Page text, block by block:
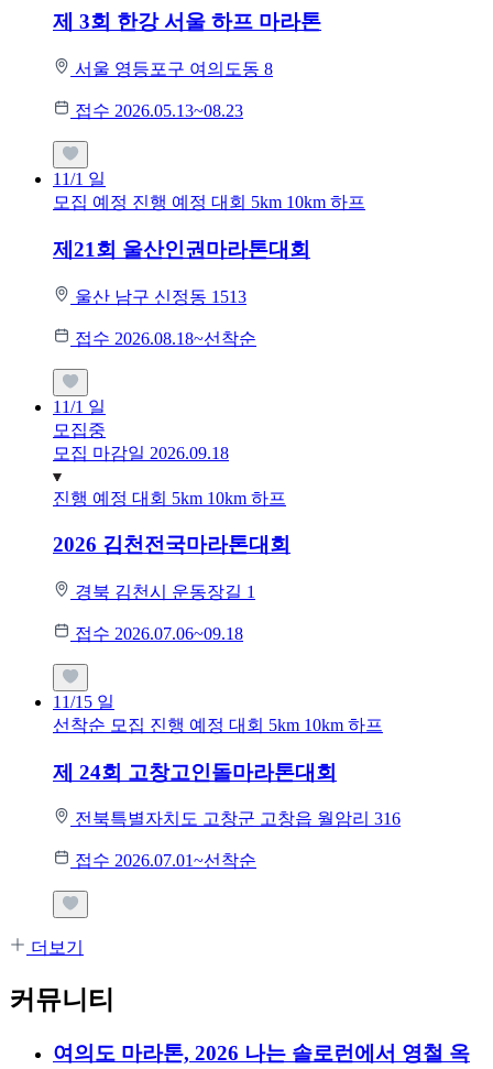
제 3회 한강 서울 하프 마라톤
서울 영등포구 여의도동 8
접수 2026.05.13~08.23
11/1 일
모집 예정 진행 예정 대회 5km 10km 하프
제21회 울산인권마라톤대회
울산 남구 신정동 1513
접수 2026.08.18~선착순
11/1 일
모집중
모집 마감일 2026.09.18
진행 예정 대회 5km 10km 하프
2026 김천전국마라톤대회
경북 김천시 운동장길 1
접수 2026.07.06~09.18
11/15 일
선착순 모집 진행 예정 대회 5km 10km 하프
제 24회 고창고인돌마라톤대회
전북특별자치도 고창군 고창읍 월암리 316
접수 2026.07.01~선착순
더보기
커뮤니티
여의도 마라톤, 2026 나는 솔로런에서 영철 옥